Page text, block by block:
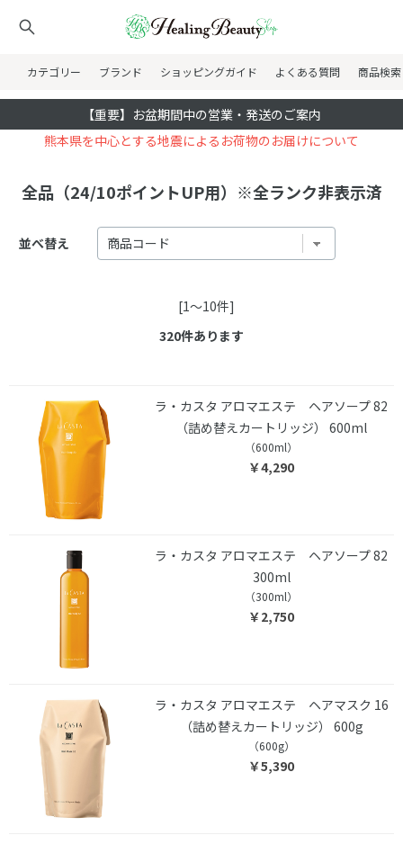
カテゴリー ブランド ショッピングガイド よくある質問 商品検索
【重要】お盆期間中の営業・発送のご案内
熊本県を中心とする地震によるお荷物のお届けについて
全品（24/10ポイントUP用）※全ランク非表示済
並べ替え
[1～10件]
320件あります
ラ・カスタ アロマエステ ヘアソープ 82
（詰め替えカートリッジ） 600ml
（600ml）
￥4,290
ラ・カスタ アロマエステ ヘアソープ 82
300ml
（300ml）
￥2,750
ラ・カスタ アロマエステ ヘアマスク 16
（詰め替えカートリッジ） 600g
（600g）
￥5,390